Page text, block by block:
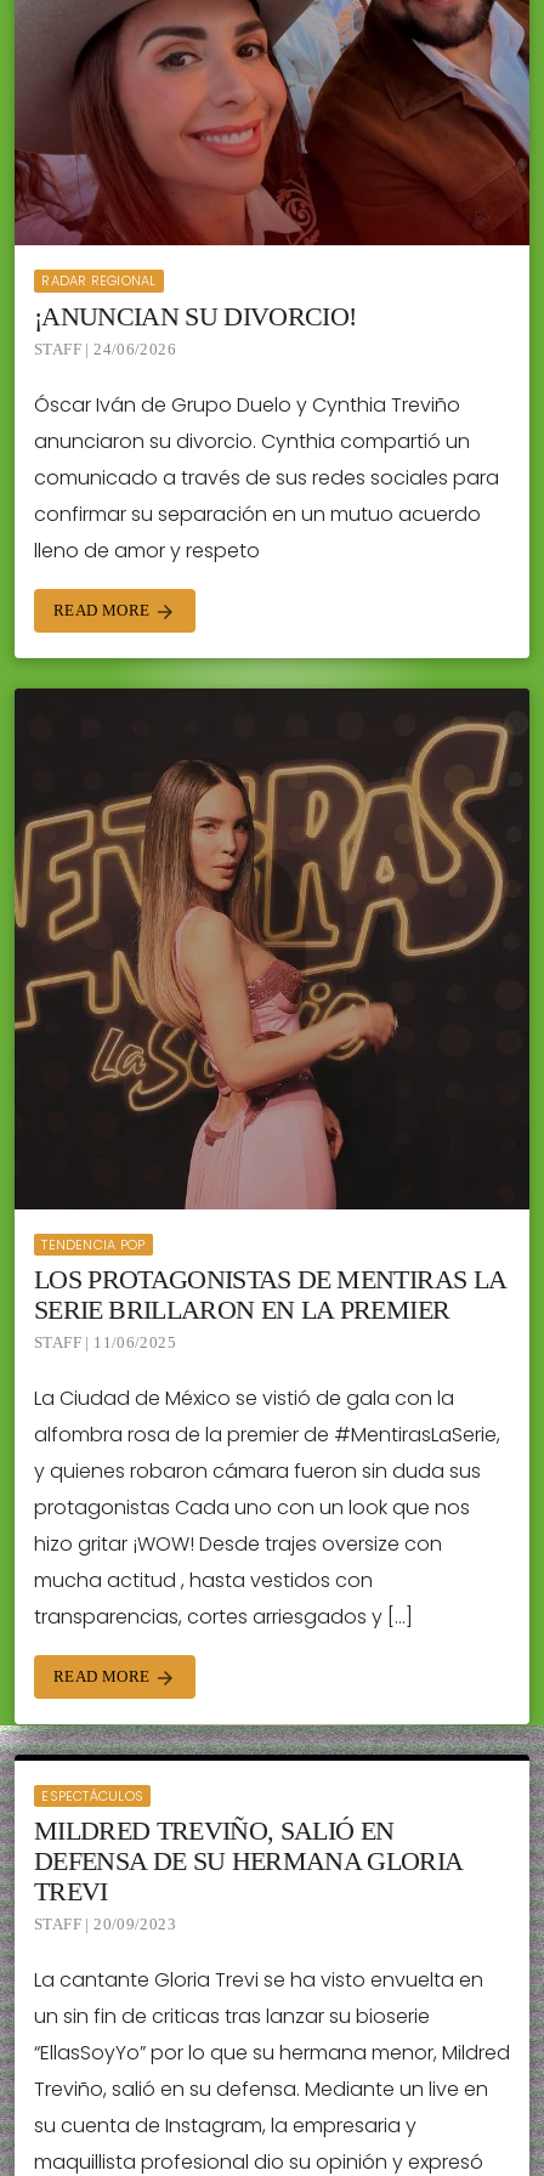
RADAR REGIONAL
¡ANUNCIAN SU DIVORCIO!
STAFF | 24/06/2026
Óscar Iván de Grupo Duelo y Cynthia Treviño
anunciaron su divorcio. Cynthia compartió un
comunicado a través de sus redes sociales para
confirmar su separación en un mutuo acuerdo
lleno de amor y respeto
READ MORE arrow_forward
TENDENCIA POP
LOS PROTAGONISTAS DE MENTIRAS LA
SERIE BRILLARON EN LA PREMIER
STAFF | 11/06/2025
La Ciudad de México se vistió de gala con la
alfombra rosa de la premier de #MentirasLaSerie,
y quienes robaron cámara fueron sin duda sus
protagonistas Cada uno con un look que nos
hizo gritar ¡WOW! Desde trajes oversize con
mucha actitud , hasta vestidos con
transparencias, cortes arriesgados y […]
READ MORE arrow_forward
ESPECTÁCULOS
MILDRED TREVIÑO, SALIÓ EN
DEFENSA DE SU HERMANA GLORIA
TREVI
STAFF | 20/09/2023
La cantante Gloria Trevi se ha visto envuelta en
un sin fin de criticas tras lanzar su bioserie
“EllasSoyYo” por lo que su hermana menor, Mildred
Treviño, salió en su defensa. Mediante un live en
su cuenta de Instagram, la empresaria y
maquillista profesional dio su opinión y expresó